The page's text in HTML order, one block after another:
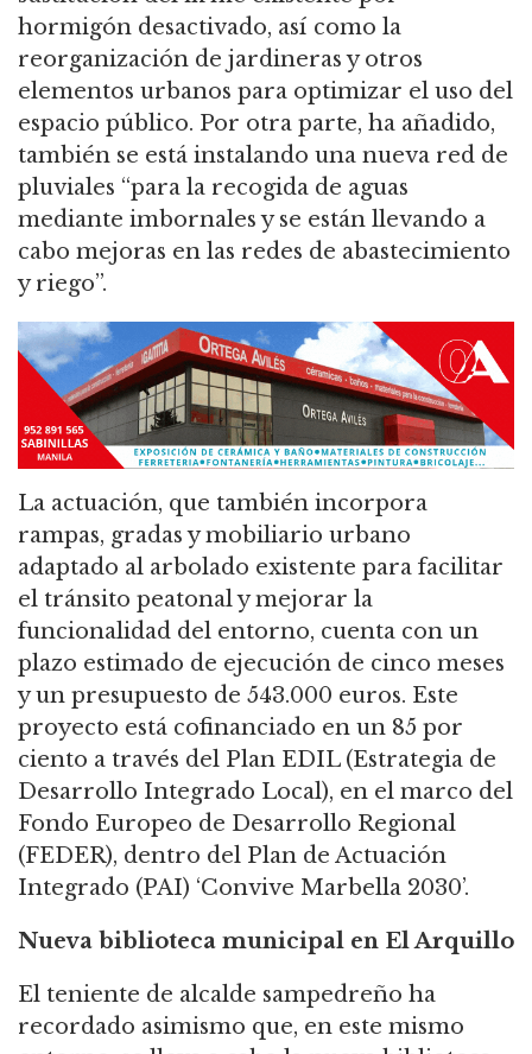
hormigón desactivado, así como la
reorganización de jardineras y otros
elementos urbanos para optimizar el uso del
espacio público. Por otra parte, ha añadido,
también se está instalando una nueva red de
pluviales “para la recogida de aguas
mediante imbornales y se están llevando a
cabo mejoras en las redes de abastecimiento
y riego”.
La actuación, que también incorpora
rampas, gradas y mobiliario urbano
adaptado al arbolado existente para facilitar
el tránsito peatonal y mejorar la
funcionalidad del entorno, cuenta con un
plazo estimado de ejecución de cinco meses
y un presupuesto de 543.000 euros. Este
proyecto está cofinanciado en un 85 por
ciento a través del Plan EDIL (Estrategia de
Desarrollo Integrado Local), en el marco del
Fondo Europeo de Desarrollo Regional
(FEDER), dentro del Plan de Actuación
Integrado (PAI) ‘Convive Marbella 2030’.
Nueva biblioteca municipal en El Arquillo
El teniente de alcalde sampedreño ha
recordado asimismo que, en este mismo